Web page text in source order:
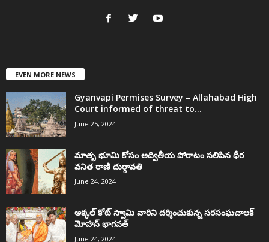
EVEN MORE NEWS
Gyanvapi Permises Survey – Allahabad High
Court informed of threat to...
June 25, 2024
మాతృ భూమి కోసం అద్వితీయ పోరాటం సలిపిన ధీర
వనిత రాణి దుర్గావతి
June 24, 2024
అక్కల్‌ కోట్‌ స్వామి వారిని దర్శించుకున్న సరసంఘచాలక్
మోహన్ భాగవత్
June 24, 2024